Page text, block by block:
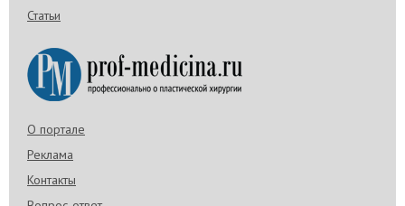
Статьи
О портале
Реклама
Контакты